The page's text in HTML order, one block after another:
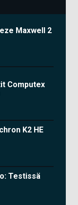
Maxwell 2
Computex
K2 HE
Testissä